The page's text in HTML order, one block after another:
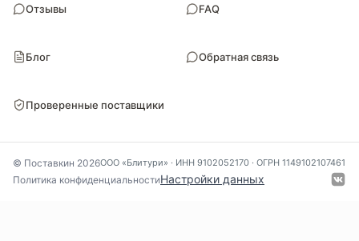
Отзывы FAQ
Блог Обратная связь
Проверенные поставщики
© Поставкин 2026ООО «Блитури» · ИНН 9102052170 · ОГРН 1149102107461
Политика конфиденциальностиНастройки данных